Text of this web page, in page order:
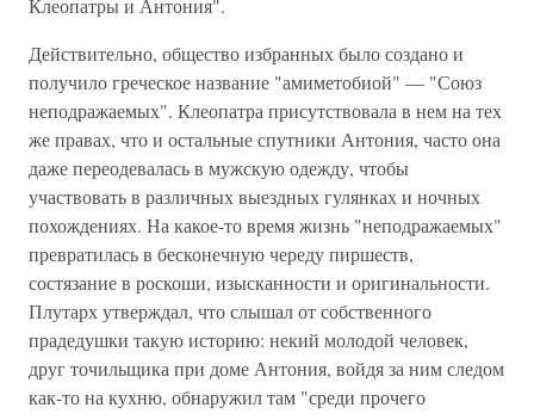
Клеопатры и Антония".
Действительно, общество избранных было создано и
получило греческое название "амиметобиой" — "Союз
неподражаемых". Клеопатра присутствовала в нем на тех
же правах, что и остальные спутники Антония, часто она
даже переодевалась в мужскую одежду, чтобы
участвовать в различных выездных гулянках и ночных
похождениях. На какое-то время жизнь "неподражаемых"
превратилась в бесконечную череду пиршеств,
состязание в роскоши, изысканности и оригинальности.
Плутарх утверждал, что слышал от собственного
прадедушки такую историю: некий молодой человек,
друг точильщика при доме Антония, войдя за ним следом
как-то на кухню, обнаружил там "среди прочего